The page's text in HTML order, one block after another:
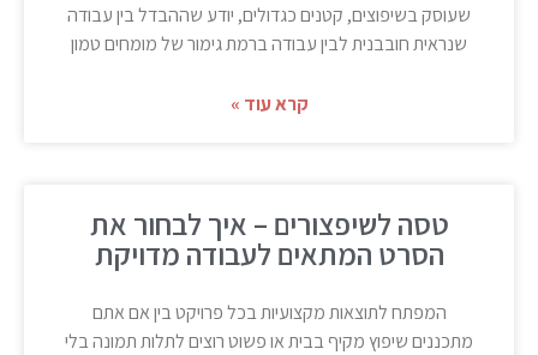
שעוסק בשיפוצים, קטנים כגדולים, יודע שההבדל בין עבודה
שנראית חובבנית לבין עבודה ברמת גימור של מומחים טמון
קרא עוד »
טסה לשיפצורים – איך לבחור את
הסרט המתאים לעבודה מדויקת
המפתח לתוצאות מקצועיות בכל פרויקט בין אם אתם
מתכננים שיפוץ מקיף בבית או פשוט רוצים לתלות תמונה בלי